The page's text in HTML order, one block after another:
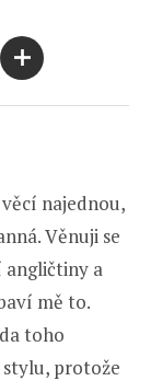
najednou,
Věnuji se
a
mě to.
toho
protože